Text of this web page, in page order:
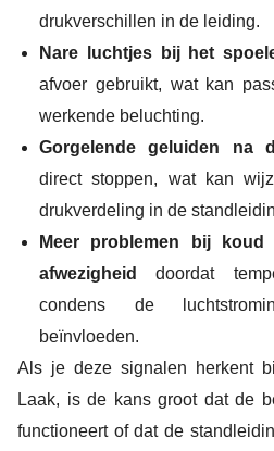
drukverschillen in de leiding.
Nare luchtjes bij het
afvoer gebruikt, wat kan
werkende beluchting.
Gorgelende geluiden na
direct stoppen, wat kan
drukverdeling in de
Meer problemen bij
afwezigheid
doordat
condens de
beïnvloeden.
Als je deze signalen herkent
Laak, is de kans groot dat de
functioneert of dat de